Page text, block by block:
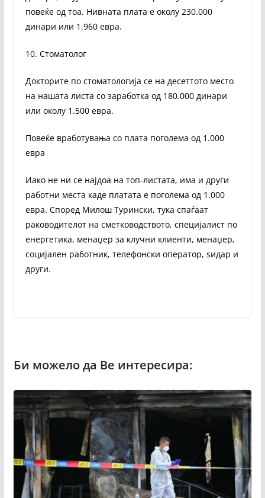
повеќе од тоа. Нивната плата е околу 230.000
динари или 1.960 евра.
10. Стоматолог
Докторите по стоматологија се на десеттото место
на нашата листа со заработка од 180.000 динари
или околу 1.500 евра.
Повеќе вработувања со плата поголема од 1.000
евра
Иако не ни се најдоа на топ-листата, има и други
работни места каде платата е поголема од 1.000
евра. Според Милош Турински, тука спаѓаат
раководителот на сметководството, специјалист по
енергетика, менаџер за клучни клиенти, менаџер,
социјален работник, телефонски оператор, ѕидар и
други.